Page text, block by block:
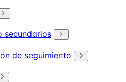
secundarios
de seguimiento